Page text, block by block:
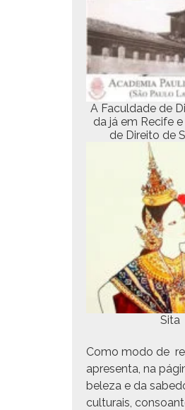
A Fac­ul­dade de
da já em Recife
de Dire­ito de
Sita
Como modo de
apre­sen­ta, na
beleza e da
cul­tur­ais,